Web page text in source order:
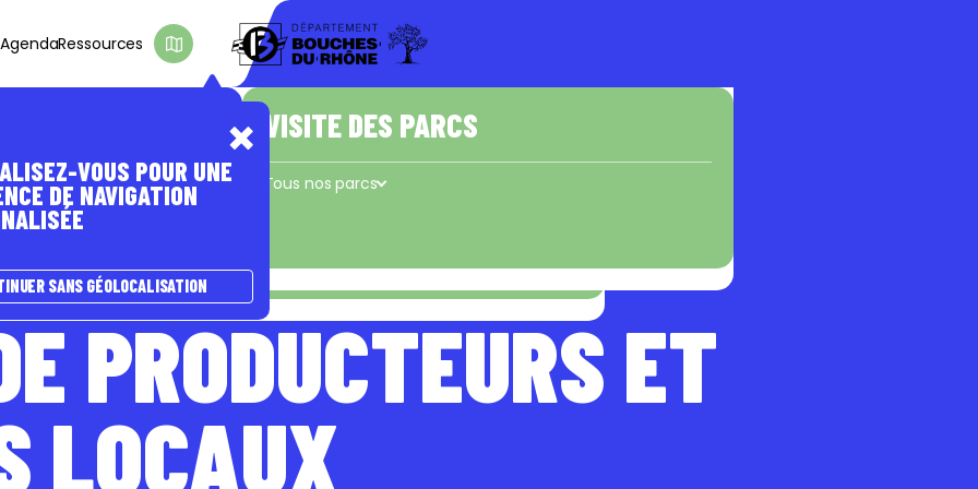
À ÊTRE ACCOMPAGNÉ(E)
Les coups de pouce du Département
Concors - Taulisson
VISITE DES PARCS
Tous nos parcs
AgendaRessources
PRODUCTEURS ET
LOCAUX
VOUS POUR UNE
DE NAVIGATION
SANS GÉOLOCALISATION